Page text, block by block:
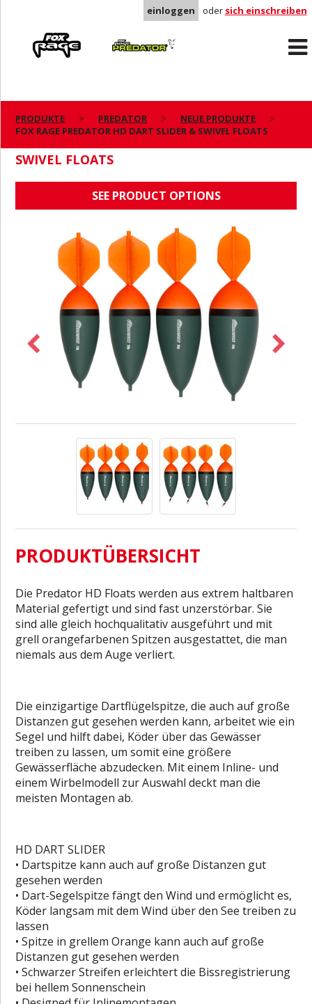
einloggen oder sich einschreiben
Predator
PRODUKTE PREDATOR
NEUE PRODUKTE
FOX RAGE PREDATOR HD DART SLIDER & SWIVEL FLOATS
SWIVEL FLOATS
SEE PRODUCT OPTIONS
PRODUKTÜBERSICHT
Die Predator HD Floats werden aus extrem haltbaren
Material gefertigt und sind fast unzerstörbar. Sie
sind alle gleich hochqualitativ ausgeführt und mit
grell orangefarbenen Spitzen ausgestattet, die man
niemals aus dem Auge verliert.
Die einzigartige Dartflügelspitze, die auch auf große
Distanzen gut gesehen werden kann, arbeitet wie ein
Segel und hilft dabei, Köder über das Gewässer
treiben zu lassen, um somit eine größere
Gewässerfläche abzudecken. Mit einem Inline- und
einem Wirbelmodell zur Auswahl deckt man die
meisten Montagen ab.
HD DART SLIDER
• Dartspitze kann auch auf große Distanzen gut
gesehen werden
• Dart-Segelspitze fängt den Wind und ermöglicht es,
Köder langsam mit dem Wind über den See treiben zu
lassen
• Spitze in grellem Orange kann auch auf große
Distanzen gut gesehen werden
• Schwarzer Streifen erleichtert die Bissregistrierung
bei hellem Sonnenschein